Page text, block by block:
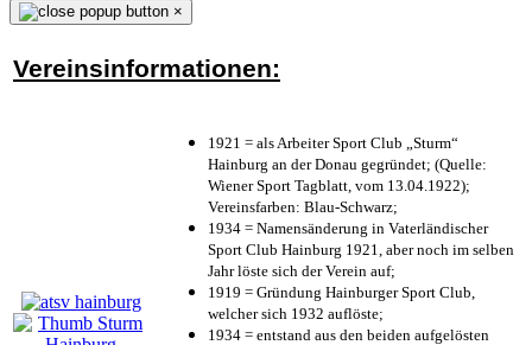
×
Vereinsinformationen:
1921 = als Arbeiter Sport Club „Sturm“
Hainburg an der Donau gegründet; (Quelle:
Wiener Sport Tagblatt, vom 13.04.1922);
Vereinsfarben: Blau-Schwarz;
1934 = Namensänderung in Vaterländischer
Sport Club Hainburg 1921, aber noch im selben
Jahr löste sich der Verein auf;
1919 = Gründung Hainburger Sport Club,
welcher sich 1932 auflöste;
1934 = entstand aus den beiden aufgelösten